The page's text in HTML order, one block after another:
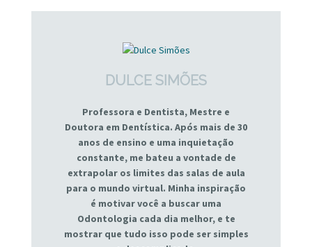
DULCE SIMÕES
Professora e Dentista, Mestre e
Doutora em Dentística. Após mais de 30
anos de ensino e uma inquietação
constante, me bateu a vontade de
extrapolar os limites das salas de aula
para o mundo virtual. Minha inspiração
é motivar você a buscar uma
Odontologia cada dia melhor, e te
mostrar que tudo isso pode ser simples